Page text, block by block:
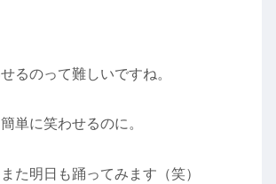
るのって難しいですね。
単に笑わせるのに。
た明日も踊ってみます（笑）